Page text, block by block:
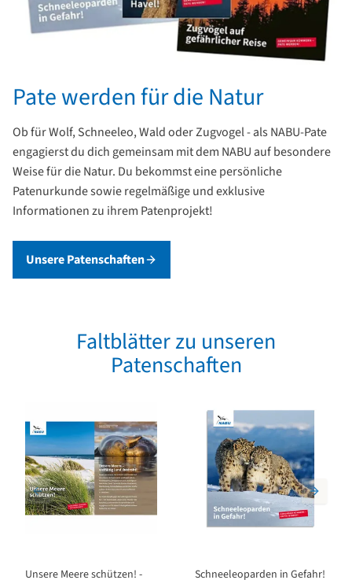
Pate werden für die Natur
Ob für Wolf, Schneeleo, Wald oder Zugvogel - als NABU-Pate
engagierst du dich gemeinsam mit dem NABU auf besondere
Weise für die Natur. Du bekommst eine persönliche
Patenurkunde sowie regelmäßige und exklusive
Informationen zu ihrem Patenprojekt!
Unsere Patenschaften
Faltblätter zu unseren
Patenschaften
Unsere Meere schützen! -
Schneeleoparden in Gefahr!